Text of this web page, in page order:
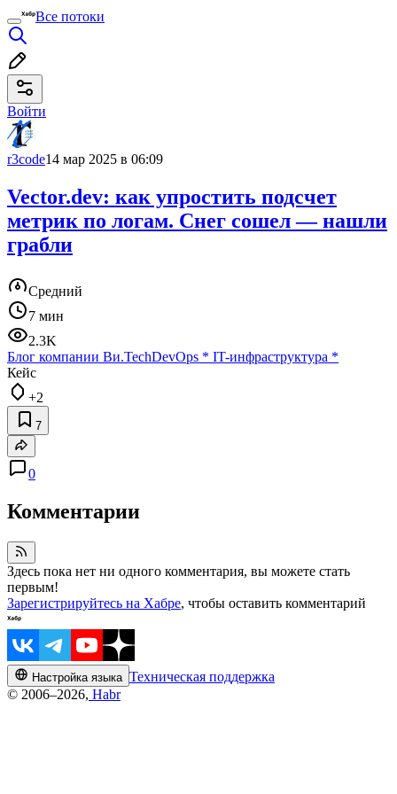
Все потоки
Войти
r3code14 мар 2025 в 06:09
Vector.dev: как упростить подсчет
метрик по логам. Снег сошел — нашли
грабли
Средний
7 мин
2.3K
Блог компании Ви.TechDevOps * IT-инфраструктура *
Кейс
+2
7
0
Комментарии
Здесь пока нет ни одного комментария, вы можете стать
первым!
Зарегистрируйтесь на Хабре, чтобы оставить комментарий
Настройка языка Техническая поддержка
© 2006–2026, Habr